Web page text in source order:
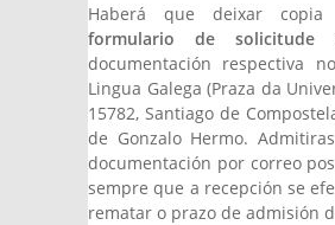
Haberá que deixar
formulario de solicitude
documentación respectiva
Lingua Galega (Praza da
15782, Santiago de
de Gonzalo Hermo.
documentación por correo
sempre que a recepción se
rematar o prazo de admisión